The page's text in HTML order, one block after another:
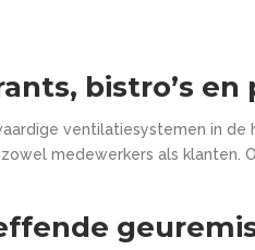
bistro’s en
ventilatiesystemen in
medewerkers als klanten.